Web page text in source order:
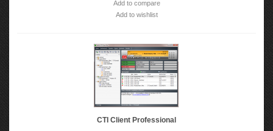
Add to compare
Add to wishlist
CTI Client Professional